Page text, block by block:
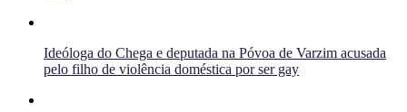
Ideóloga do Chega e deputada na Póvoa de Varzim acusada
pelo filho de violência doméstica por ser gay